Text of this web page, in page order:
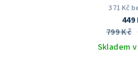
371 Kč
449
799 Kč
Skladem v